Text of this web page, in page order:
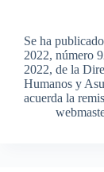
Se ha
2022, número
2022, de la
Humanos y
acuerda la